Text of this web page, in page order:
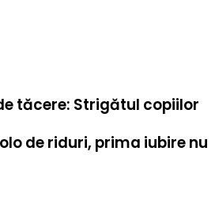
tăcere: Strigătul copiilor
de riduri, prima iubire nu